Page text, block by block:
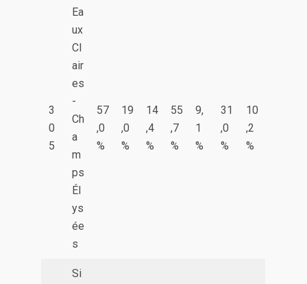
3
0
5
Ea
ux
Cl
air
es
-
Ch
a
m
ps
Él
ys
ée
s
57
,0
%
19
,0
%
14
,4
%
55
,7
%
9,
1
%
31
,0
%
10
,2
%
Si